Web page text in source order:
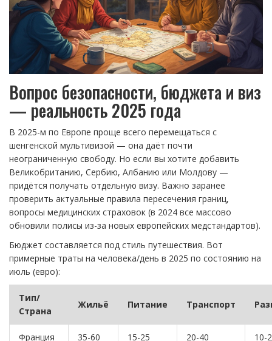
Вопрос безопасности, бюджета и виз
— реальность 2025 года
В 2025-м по Европе проще всего перемещаться с
шенгенской мультивизой — она даёт почти
неограниченную свободу. Но если вы хотите добавить
Великобританию, Сербию, Албанию или Молдову —
придётся получать отдельную визу. Важно заранее
проверить актуальные правила пересечения границ,
вопросы медицинских страховок (в 2024 все массово
обновили полисы из-за новых европейских медстандартов).
Бюджет составляется под стиль путешествия. Вот
примерные траты на человека/день в 2025 по состоянию на
июль (евро):
Тип/
Страна
Жильё Питание Транспорт
Франция 35-60 15-25 20-40 10-